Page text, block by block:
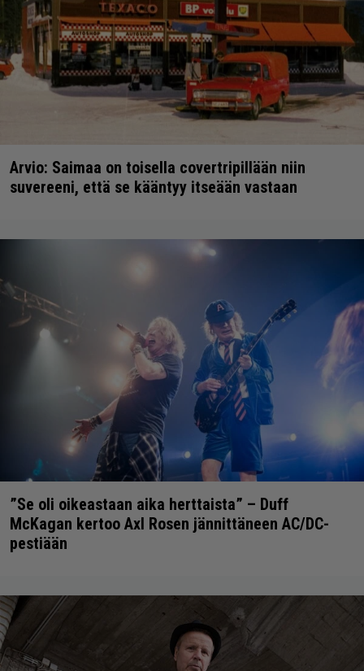
Arvio: Saimaa on toisella covertripillään niin
suvereeni, että se kääntyy itseään vastaan
”Se oli oikeastaan aika herttaista” – Duff
McKagan kertoo Axl Rosen jännittäneen AC/DC-
pestiään